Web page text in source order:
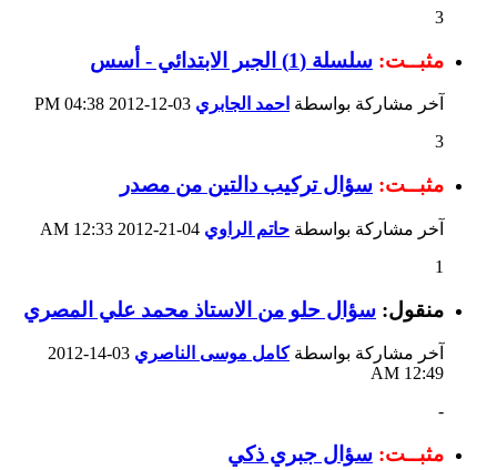
3
مثبــت: سلسلة (1) الجبر الابتدائي - أسس
آخر مشاركة بواسطة احمد الجابري
04:38 PM
3
مثبــت: سؤال تركيب دالتين من مصدر
آخر مشاركة بواسطة حاتم الراوي
12:33 AM
1
منقول: سؤال حلو من الاستاذ محمد علي المصري
آخر مشاركة بواسطةكامل موسى الناصري
12:49 AM
-
مثبــت: سؤال جبري ذكي